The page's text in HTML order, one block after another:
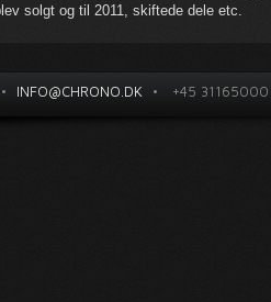
solgt og til 2011, skiftede dele etc.
• INFO@CHRONO.DK • +45 31165000